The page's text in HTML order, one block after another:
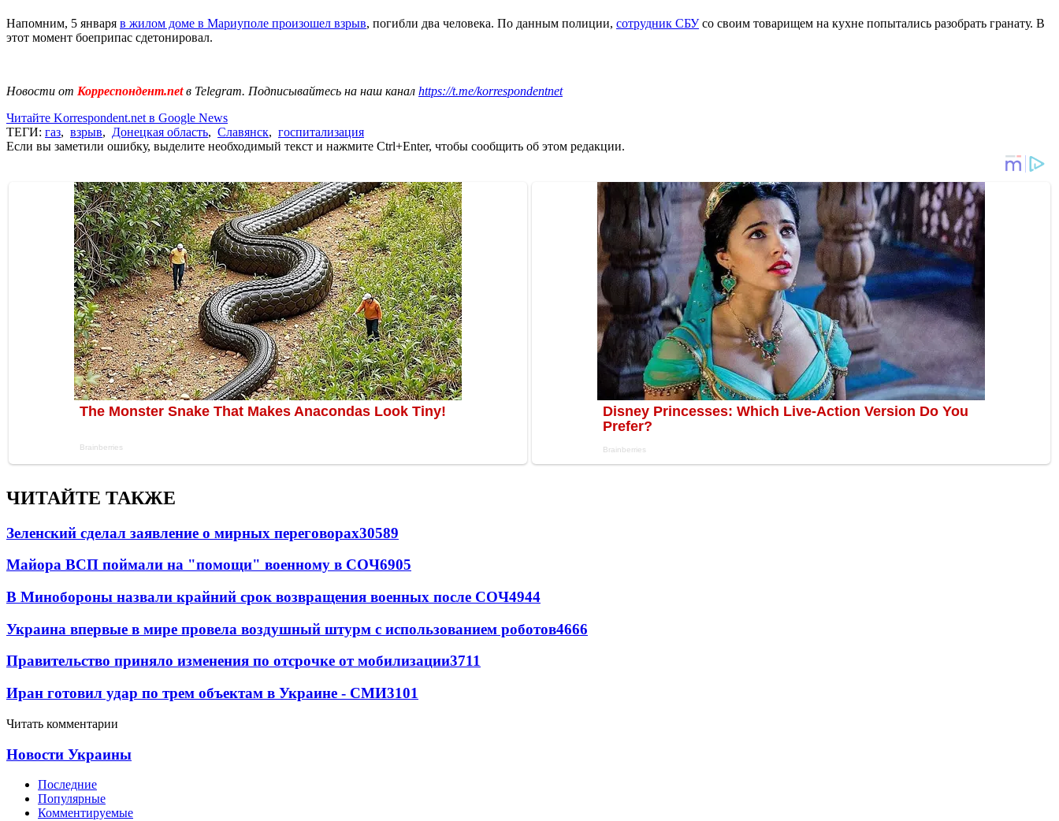
Напомним, 5 января в жилом доме в Мариуполе произошел взрыв, погибли два человека. По данным полиции, сотрудник СБУсо своим товарищем на кухне попытались разобрать гранату. В
этот момент боеприпас сдетонировал.
Новости от Корреспондент.netв Telegram. Подписывайтесь на наш канал https://t.me/korrespondentnet
Читайте Korrespondent.net в Google News
ТЕГИ: газ, взрыв, Донецкая область, Славянск, госпитализация
Если вы заметили ошибку, выделите необходимый текст и нажмите Ctrl+Enter, чтобы сообщить об этом редакции.
ЧИТАЙТЕ ТАКЖЕ
Зеленский сделал заявление о мирных переговорах30589
Майора ВСП поймали на "помощи" военному в СОЧ6905
В Минобороны назвали крайний срок возвращения военных после СОЧ4944
Украина впервые в мире провела воздушный штурм с использованием роботов4666
Правительство приняло изменения по отсрочке от мобилизации3711
Иран готовил удар по трем объектам в Украине - СМИ3101
Читать комментарии
Новости Украины
Последние
Популярные
Комментируемые